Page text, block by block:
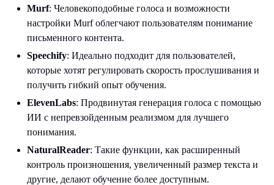
Murf: Человекоподобные голоса и возможности
настройки Murf облегчают пользователям понимание
письменного контента.
Speechify: Идеально подходит для пользователей,
которые хотят регулировать скорость прослушивания и
получить гибкий опыт обучения.
ElevenLabs: Продвинутая генерация голоса с помощью
ИИ с непревзойденным реализмом для лучшего
понимания.
NaturalReader: Такие функции, как расширенный
контроль произношения, увеличенный размер текста и
другие, делают обучение более доступным.